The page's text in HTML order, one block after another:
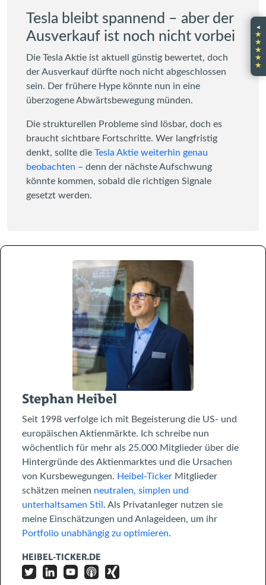
Tesla bleibt spannend – aber der
Ausverkauf ist noch nicht vorbei
Die Tesla Aktie ist aktuell günstig bewertet, doch
der Ausverkauf dürfte noch nicht abgeschlossen
sein. Der frühere Hype könnte nun in eine
überzogene Abwärtsbewegung münden.
Die strukturellen Probleme sind lösbar, doch es
braucht sichtbare Fortschritte. Wer langfristig
denkt, sollte die Tesla Aktie weiterhin genau
beobachten – denn der nächste Aufschwung
könnte kommen, sobald die richtigen Signale
gesetzt werden.
Stephan Heibel
Seit 1998 verfolge ich mit Begeisterung die US- und
europäischen Aktienmärkte. Ich schreibe nun
wöchentlich für mehr als 25.000 Mitglieder über die
Hintergründe des Aktienmarktes und die Ursachen
von Kursbewegungen. Heibel-Ticker Mitglieder
schätzen meinen neutralen, simplen und
unterhaltsamen Stil . Als Privatanleger nutzen sie
meine Einschätzungen und Anlageideen, um ihr
Portfolio unabhängig zu optimieren.
HEIBEL-TICKER.DE
◂
★
★
★
★
★